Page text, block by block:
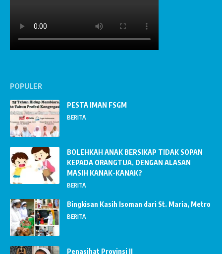
POPULER
PESTA IMAN FSGM
BERITA
BOLEHKAH ANAK BERSIKAP TIDAK SOPAN
KEPADA ORANGTUA, DENGAN ALASAN
MASIH KANAK-KANAK?
BERITA
Bingkisan Kasih Isoman dari St. Maria, Metro
BERITA
Penasihat Provinsi II